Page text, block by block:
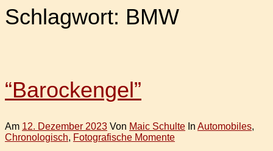
Schlagwort: BMW
“Barockengel”
Am 12. Dezember 2023 Von Maic Schulte In Automobiles,
Chronologisch, Fotografische Momente